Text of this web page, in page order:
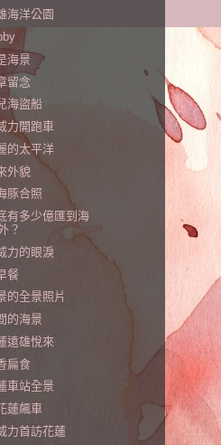
海洋公園
海景
留念
海盜船
力開跑車
的太平洋
外貌
豚合照
有多少億匯到海
？
力的眼淚
餐
的全景照片
的海景
遠雄悅來
扁食
車站全景
蓮飆車
力首訪花蓮